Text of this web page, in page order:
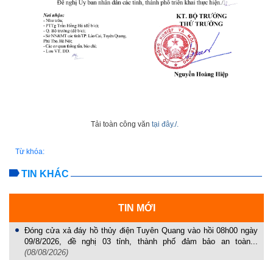
Tải toàn công văn tại đây./.
Từ khóa:
TIN KHÁC
TIN MỚI
Đóng cửa xả đáy hồ thủy điện Tuyên Quang vào hồi 08h00 ngày
09/8/2026, đề nghị 03 tỉnh, thành phố đảm bảo an toàn...
(08/08/2026)